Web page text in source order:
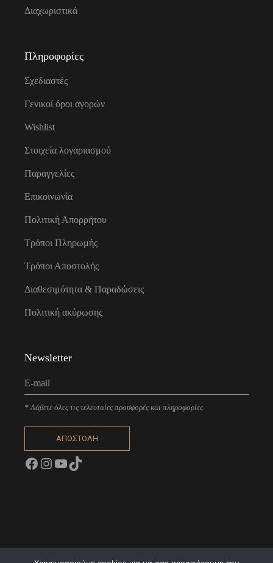
Διαχωριστικά
Πληροφορίες
Σχεδιαστές
Γενικοί όροι αγορών
Wishlist
Στοιχεία λογαριασμού
Παραγγελίες
Επικοινωνία
Πολιτική Απορρήτου
Τρόποι Πληρωμής
Τρόποι Αποστολής
Διαθεσιμότητα & Παραδώσεις
Πολιτική ακύρωσης
Newsletter
* Λάβετε όλες τις τελευταίες προσφορές και πληροφορίες
ΑΠΟΣΤΟΛΗ
Facebook
Instagram
YouTube
TikTok